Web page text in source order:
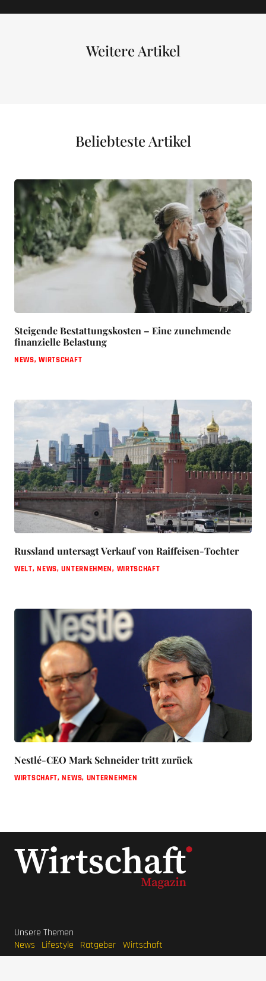
Weitere Artikel
Beliebteste Artikel
Steigende Bestattungskosten – Eine zunehmende
finanzielle Belastung
NEWS,WIRTSCHAFT
Russland untersagt Verkauf von Raiffeisen-Tochter
WELT,NEWS,UNTERNEHMEN, WIRTSCHAFT
Nestlé-CEO Mark Schneider tritt zurück
WIRTSCHAFT,NEWS, UNTERNEHMEN
Unsere Themen
News
Lifestyle Ratgeber Wirtschaft